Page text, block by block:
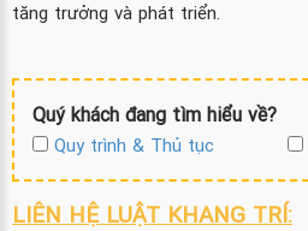
tăng trưởng và phát triển.
Quý khách đang tìm hiểu về?
Quy trình & Thủ tục
LIÊN HỆ LUẬT KHANG TRÍ: